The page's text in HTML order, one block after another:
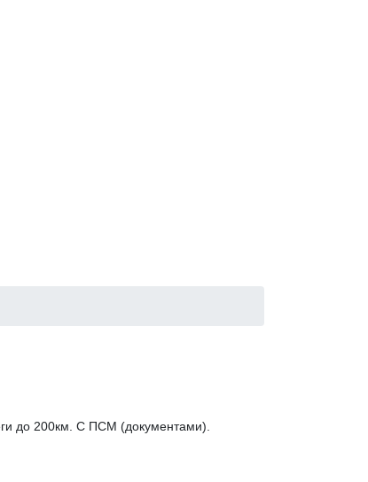
до 200км. С ПСМ (документами).